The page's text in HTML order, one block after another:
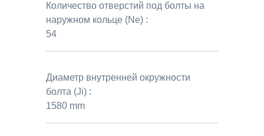
Количество отверстий под болты на
наружном кольце (Ne) :
54
Диаметр внутренней окружности
болта (Ji) :
1580 mm